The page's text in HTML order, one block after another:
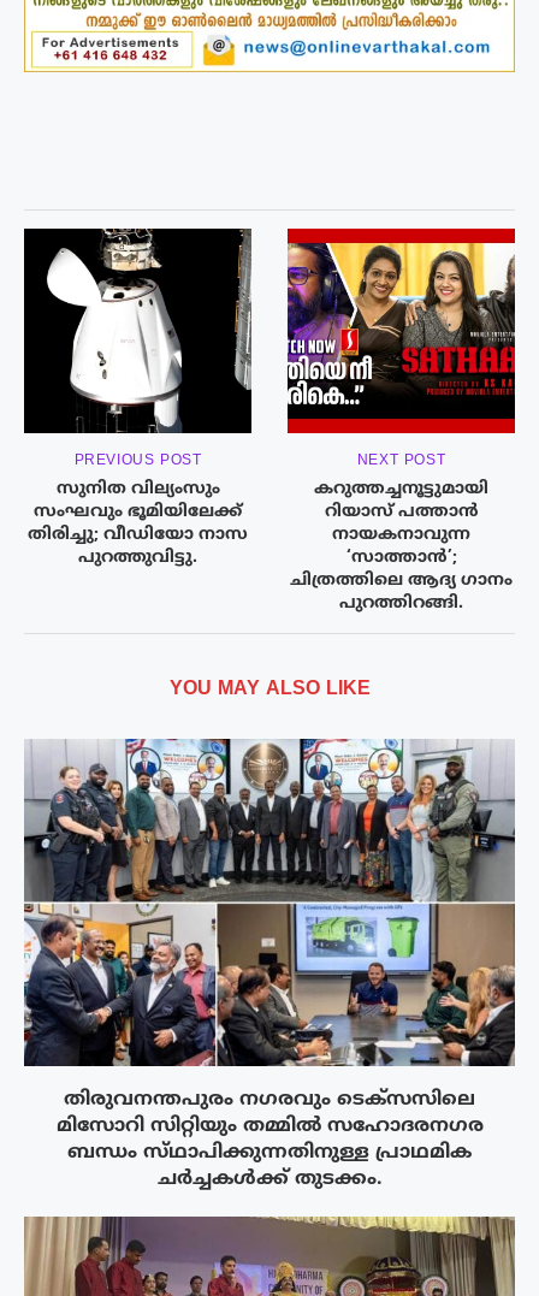
PREVIOUS POST
സുനിത വില്യംസും
സംഘവും ഭൂമിയിലേക്ക്
തിരിച്ചു; വീഡിയോ നാസ
പുറത്തുവിട്ടു.
NEXT POST
കറുത്തച്ചനൂട്ടുമായി
റിയാസ് പത്താൻ
നായകനാവുന്ന
‘സാത്താൻ’;
ചിത്രത്തിലെ ആദ്യ ഗാനം
പുറത്തിറങ്ങി.
YOU MAY ALSO LIKE
തിരുവനന്തപുരം നഗരവും ടെക്‌സസിലെ
മിസോറി സിറ്റിയും തമ്മിൽ സഹോദരനഗര
ബന്ധം സ്‌ഥാപിക്കുന്നതിനുള്ള പ്രാഥമിക
ചർച്ചകൾക്ക് തുടക്കം.